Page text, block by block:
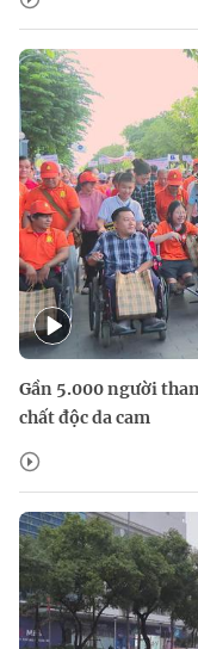
Gần 5.000 người
chất độc da cam